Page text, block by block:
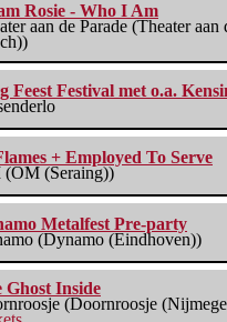
Rosie - Who I Am
aan de Parade (Theater aan
Feest Festival met o.a.
+ Employed To Serve
(OM (Seraing))
Metalfest Pre-party
(Dynamo (Eindhoven))
Ghost Inside
(Doornroosje